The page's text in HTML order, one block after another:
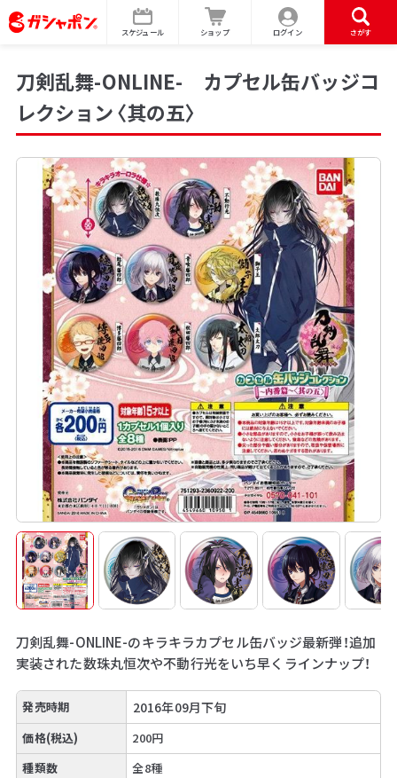
スケジュール ショップ ログイン さがす
刀剣乱舞-ONLINE- カプセル缶バッジコ
レクション〈其の五〉
刀剣乱舞-ONLINE-のキラキラカプセル缶バッジ最新弾！追加
実装された数珠丸恒次や不動行光をいち早くラインナップ！
発売時期 2016年09月下旬
価格(税込)
200円
種類数
全8種